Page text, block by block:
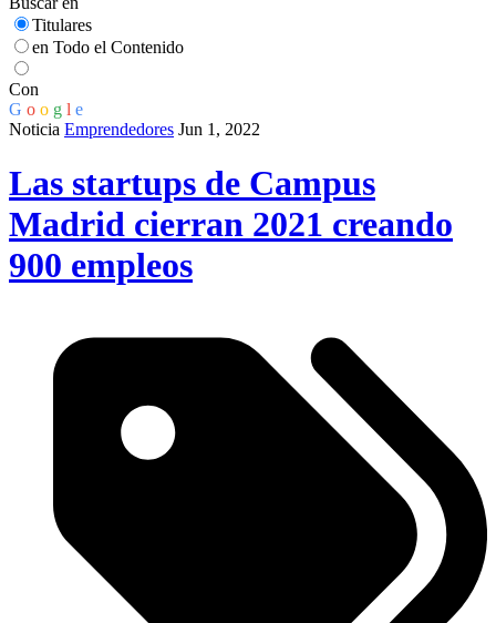
Titulares
en Todo el Contenido
Con
G o o g l e
Noticia Emprendedores Jun 1, 2022
Las startups de Campus
Madrid cierran 2021 creando
900 empleos